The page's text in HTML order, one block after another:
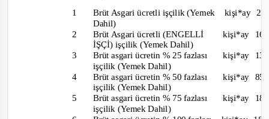
1
2
3
4
5
Brüt Asgari ücretli işçilik (Yemek kişi*ay
Dahil)
Brüt Asgari ücretli (ENGELLİ
İŞÇİ) işçilik (Yemek Dahil)
Brüt asgari ücretin % 25 fazlası
işçilik (Yemek Dahil)
kişi*ay 16
kişi*ay
Brüt asgari ücretin % 50 fazlası
işçilik (Yemek Dahil)
Brüt asgari ücretin % 75 fazlası
işçilik (Yemek Dahil)
kişi*ay 85
kişi*ay 18